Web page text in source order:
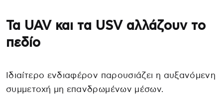
Τα UAV και τα USV αλλάζουν το
πεδίο
Ιδιαίτερο ενδιαφέρον παρουσιάζει η αυξανόμενη
συμμετοχή μη επανδρωμένων μέσων.